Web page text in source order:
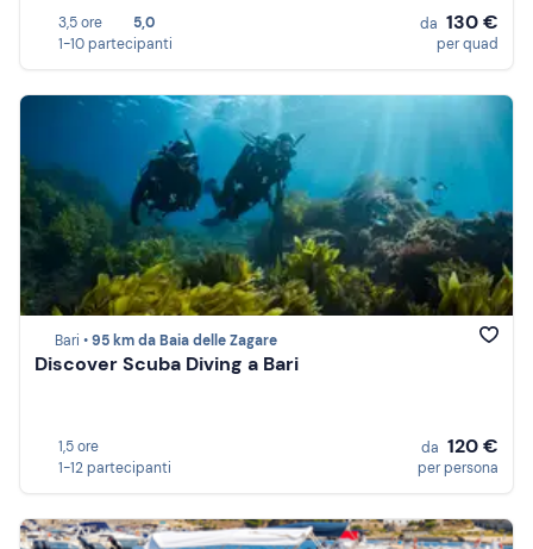
3,5 ore
5,0
1-10 partecipanti
da 130 €
per quad
Bari •95 km da Baia delle Zagare
Discover Scuba Diving a Bari
1,5 ore
1-12 partecipanti
da 120 €
per persona